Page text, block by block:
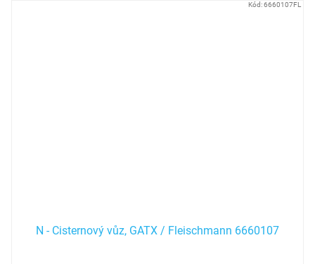
N - Cisternový vůz, GATX / Fleischmann 6660107
Kód:6660107FL